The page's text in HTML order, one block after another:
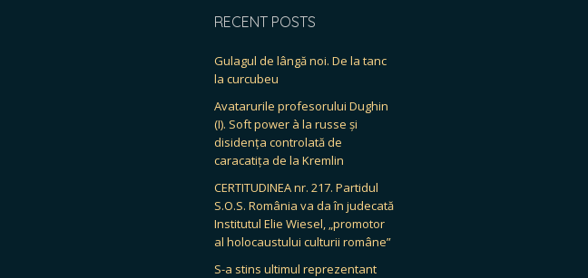
RECENT POSTS
Gulagul de lângă noi. De la tanc
la curcubeu
Avatarurile profesorului Dughin
(I). Soft power à la russe și
disidența controlată de
caracatița de la Kremlin
CERTITUDINEA nr. 217. Partidul
S.O.S. România va da în judecată
Institutul Elie Wiesel, „promotor
al holocaustului culturii române”
S-a stins ultimul reprezentant